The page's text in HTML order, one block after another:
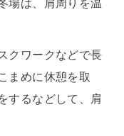
場は、肩周りを温
クワークなどで長
まめに休憩を取
するなどして、肩